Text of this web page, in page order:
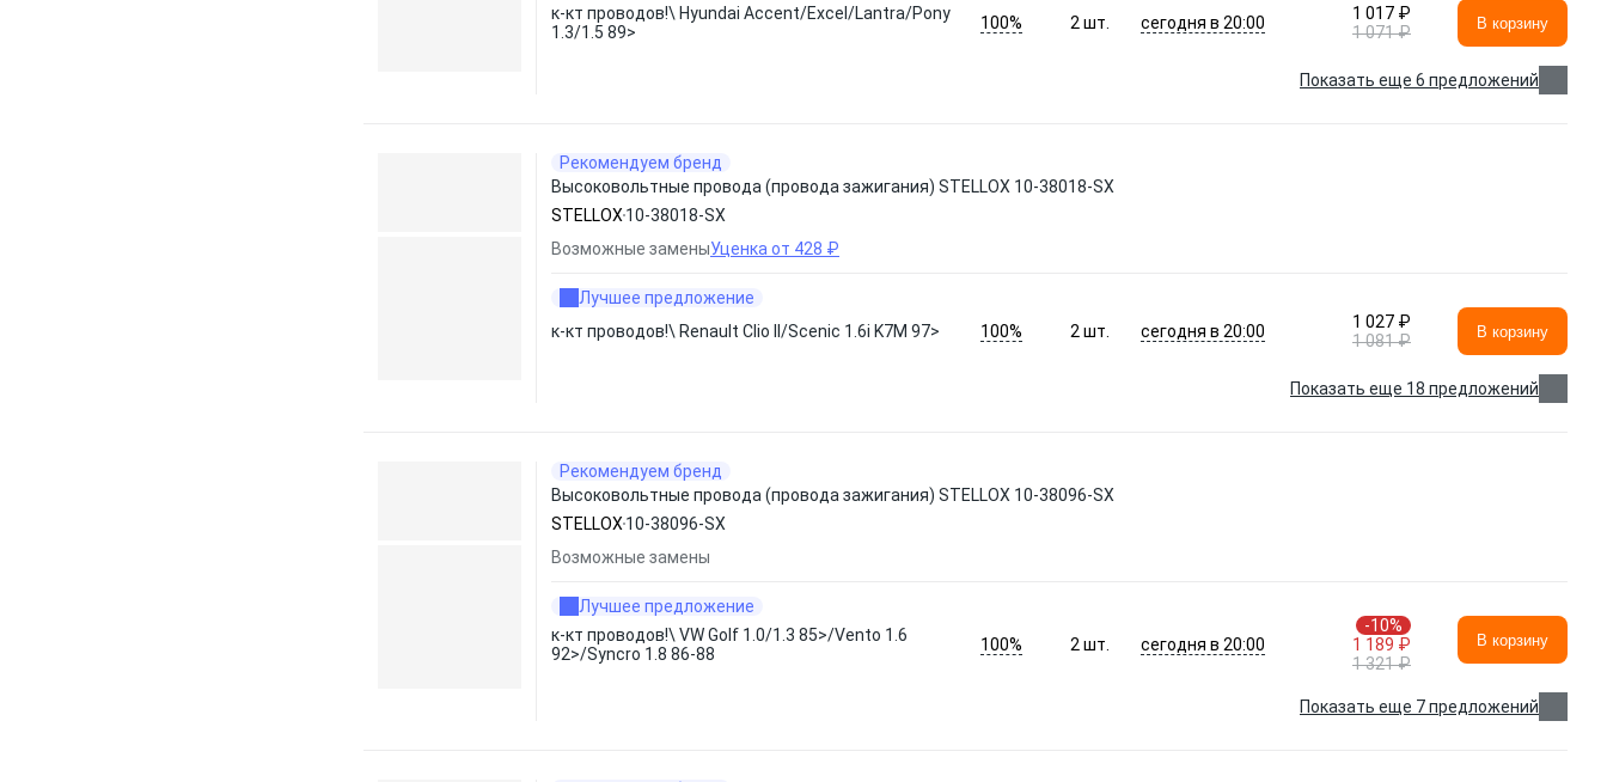
к-кт проводов!\ Hyundai Accent/Excel/Lantra/Pony
1.3/1.5 89>
100% 2 шт. сегодня в 20:00
1 017 ₽
1 071 ₽
В корзину
Показать еще 6 предложений
Рекомендуем бренд
Высоковольтные провода (провода зажигания) STELLOX 10-38018-SX
STELLOX 10-38018-SX
Возможные заменыУценка от 428 ₽
Лучшее предложение
к-кт проводов!\ Renault Clio II/Scenic 1.6i K7M 97>
100% 2 шт. сегодня в 20:00
1 027 ₽
1 081 ₽
В корзину
Показать еще 18 предложений
Рекомендуем бренд
Высоковольтные провода (провода зажигания) STELLOX 10-38096-SX
STELLOX 10-38096-SX
Возможные замены
Лучшее предложение
к-кт проводов!\ VW Golf 1.0/1.3 85>/Vento 1.6
92>/Syncro 1.8 86-88
100% 2 шт. сегодня в 20:00
-10%
1 189 ₽
1 321 ₽
В корзину
Показать еще 7 предложений